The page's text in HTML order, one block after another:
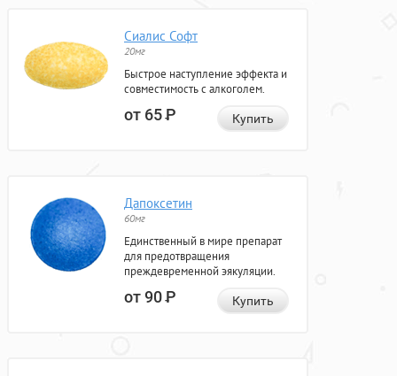
Сиалис Софт
20мг
Быстрое наступление эффекта и
совместимость с алкоголем.
от 65Р Купить
Дапоксетин
60мг
Единственный в мире препарат
для предотвращения
преждевременной эякуляции.
от 90Р Купить